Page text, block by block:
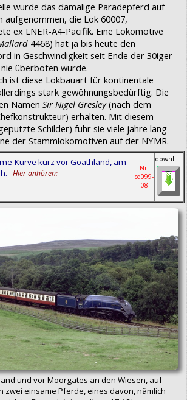
wurde das damalige Paradepferd auf
aufgenommen, die Lok 60007,
ex LNER-A4-Pacifik. Eine Lokomotive
4468) hat ja bis heute den
in Geschwindigkeit seit Ende der 30iger
überboten wurde.
ist diese Lokbauart für kontinentale
stark gewöhnungsbedürftig. Die
NamenSir Nigel Gresley(nach dem
erhalten. Mit diesem
Schilder) fuhr sie viele jahre lang
der Stammlokomotiven auf der NYMR.
Kurve kurz vor Goathland, am
Hier anhören:
Nr:
cd099-
08
downl.:
und vor Moorgates an den Wiesen, auf
zwei einsame Pferde, eines davon, nämlich